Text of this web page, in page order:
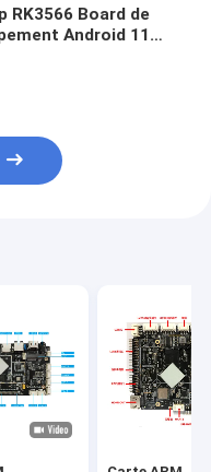
RK3566 Board de
Android 11